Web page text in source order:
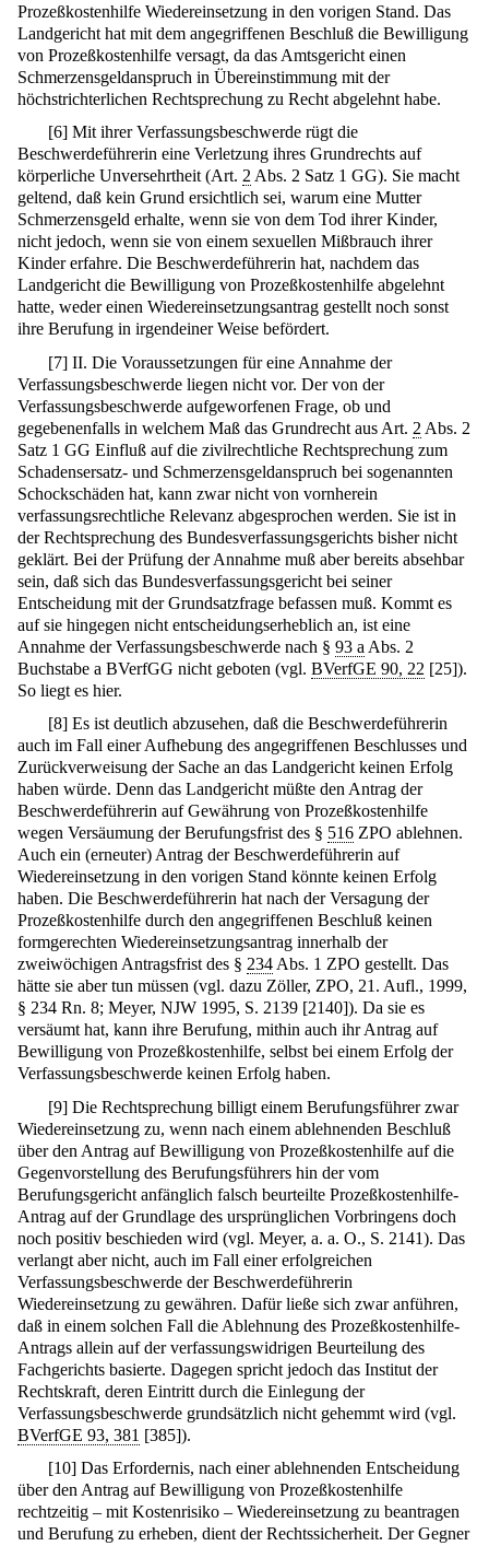
Prozeßkostenhilfe Wiedereinsetzung in den vorigen Stand. Das
Landgericht hat mit dem angegriffenen Beschluß die Bewilligung
von Prozeßkostenhilfe versagt, da das Amtsgericht einen
Schmerzensgeldanspruch in Übereinstimmung mit der
höchstrichterlichen Rechtsprechung zu Recht abgelehnt habe.
[6] Mit ihrer Verfassungsbeschwerde rügt die
Beschwerdeführerin eine Verletzung ihres Grundrechts auf
körperliche Unversehrtheit (Art. 2 Abs. 2 Satz 1 GG). Sie macht
geltend, daß kein Grund ersichtlich sei, warum eine Mutter
Schmerzensgeld erhalte, wenn sie von dem Tod ihrer Kinder,
nicht jedoch, wenn sie von einem sexuellen Mißbrauch ihrer
Kinder erfahre. Die Beschwerdeführerin hat, nachdem das
Landgericht die Bewilligung von Prozeßkostenhilfe abgelehnt
hatte, weder einen Wiedereinsetzungsantrag gestellt noch sonst
ihre Berufung in irgendeiner Weise befördert.
[7] II. Die Voraussetzungen für eine Annahme der
Verfassungsbeschwerde liegen nicht vor. Der von der
Verfassungsbeschwerde aufgeworfenen Frage, ob und
gegebenenfalls in welchem Maß das Grundrecht aus Art. 2 Abs. 2
Satz 1 GG Einfluß auf die zivilrechtliche Rechtsprechung zum
Schadensersatz- und Schmerzensgeldanspruch bei sogenannten
Schockschäden hat, kann zwar nicht von vornherein
verfassungsrechtliche Relevanz abgesprochen werden. Sie ist in
der Rechtsprechung des Bundesverfassungsgerichts bisher nicht
geklärt. Bei der Prüfung der Annahme muß aber bereits absehbar
sein, daß sich das Bundesverfassungsgericht bei seiner
Entscheidung mit der Grundsatzfrage befassen muß. Kommt es
auf sie hingegen nicht entscheidungserheblich an, ist eine
Annahme der Verfassungsbeschwerde nach § 93 a Abs. 2
Buchstabe a BVerfGG nicht geboten (vgl. BVerfGE 90, 22 [25]).
So liegt es hier.
[8] Es ist deutlich abzusehen, daß die Beschwerdeführerin
auch im Fall einer Aufhebung des angegriffenen Beschlusses und
Zurückverweisung der Sache an das Landgericht keinen Erfolg
haben würde. Denn das Landgericht müßte den Antrag der
Beschwerdeführerin auf Gewährung von Prozeßkostenhilfe
wegen Versäumung der Berufungsfrist des § 516 ZPO ablehnen.
Auch ein (erneuter) Antrag der Beschwerdeführerin auf
Wiedereinsetzung in den vorigen Stand könnte keinen Erfolg
haben. Die Beschwerdeführerin hat nach der Versagung der
Prozeßkostenhilfe durch den angegriffenen Beschluß keinen
formgerechten Wiedereinsetzungsantrag innerhalb der
zweiwöchigen Antragsfrist des § 234 Abs. 1 ZPO gestellt. Das
hätte sie aber tun müssen (vgl. dazu Zöller, ZPO, 21. Aufl., 1999,
§ 234 Rn. 8; Meyer, NJW 1995, S. 2139 [2140]). Da sie es
versäumt hat, kann ihre Berufung, mithin auch ihr Antrag auf
Bewilligung von Prozeßkostenhilfe, selbst bei einem Erfolg der
Verfassungsbeschwerde keinen Erfolg haben.
[9] Die Rechtsprechung billigt einem Berufungsführer zwar
Wiedereinsetzung zu, wenn nach einem ablehnenden Beschluß
über den Antrag auf Bewilligung von Prozeßkostenhilfe auf die
Gegenvorstellung des Berufungsführers hin der vom
Berufungsgericht anfänglich falsch beurteilte Prozeßkostenhilfe-
Antrag auf der Grundlage des ursprünglichen Vorbringens doch
noch positiv beschieden wird (vgl. Meyer, a. a. O., S. 2141). Das
verlangt aber nicht, auch im Fall einer erfolgreichen
Verfassungsbeschwerde der Beschwerdeführerin
Wiedereinsetzung zu gewähren. Dafür ließe sich zwar anführen,
daß in einem solchen Fall die Ablehnung des Prozeßkostenhilfe-
Antrags allein auf der verfassungswidrigen Beurteilung des
Fachgerichts basierte. Dagegen spricht jedoch das Institut der
Rechtskraft, deren Eintritt durch die Einlegung der
Verfassungsbeschwerde grundsätzlich nicht gehemmt wird (vgl.
BVerfGE 93, 381 [385]).
[10] Das Erfordernis, nach einer ablehnenden Entscheidung
über den Antrag auf Bewilligung von Prozeßkostenhilfe
rechtzeitig – mit Kostenrisiko – Wiedereinsetzung zu beantragen
und Berufung zu erheben, dient der Rechtssicherheit. Der Gegner